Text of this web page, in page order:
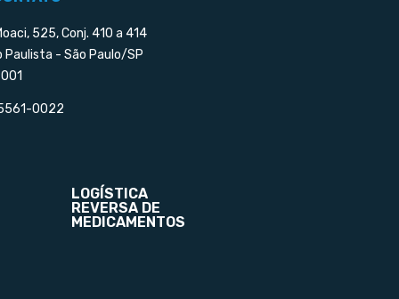
525, Conj. 410 a 414
Paulista - São Paulo/SP
0022
LOGÍSTICA
REVERSA DE
MEDICAMENTOS